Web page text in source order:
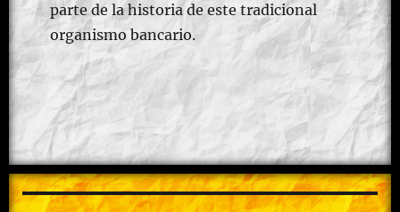
parte de la historia de este tradicional
organismo bancario.